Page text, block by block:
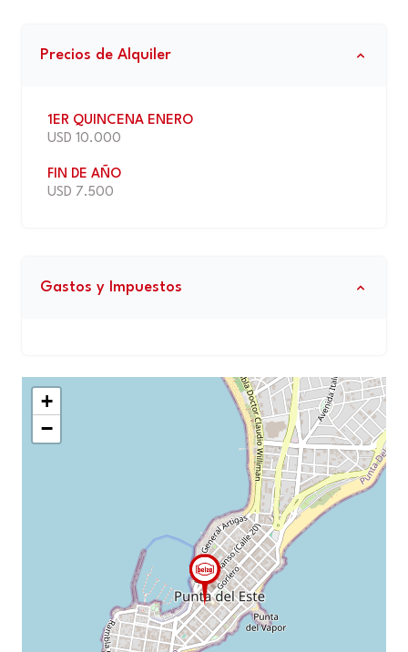
Precios de Alquiler
1ER QUINCENA ENERO
USD 10.000
FIN DE AÑO
USD 7.500
Gastos y Impuestos
+
−